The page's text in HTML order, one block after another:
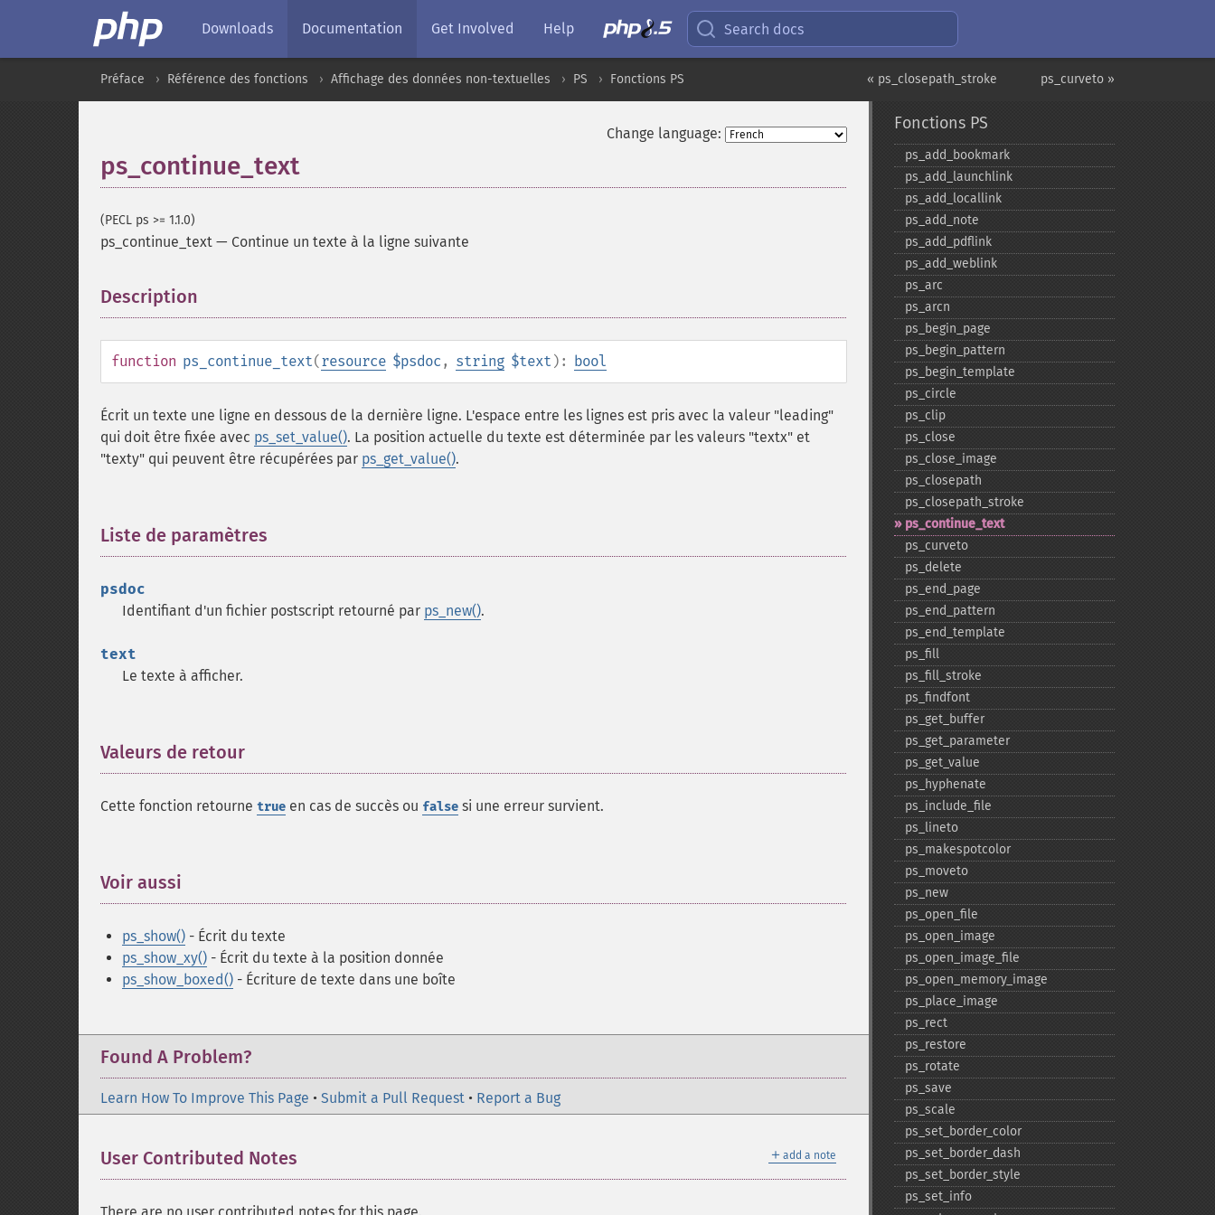
Downloads Documentation Get Involved Help Search docs
ps_curveto »
« ps_closepath_stroke
Préface Référence des fonctions Affichage des données non-textuelles PS Fonctions PS
Change language:
ps_continue_text
(PECL ps >= 1.1.0)
ps_continue_text — Continue un texte à la ligne suivante
Description
function ps_continue_text(resource $psdoc , string $text ): bool
Écrit un texte une ligne en dessous de la dernière ligne. L'espace entre les lignes est pris avec la valeur "leading"
qui doit être fixée avec ps_set_value(). La position actuelle du texte est déterminée par les valeurs "textx" et
"texty" qui peuvent être récupérées par ps_get_value().
Liste de paramètres
psdoc
Identifiant d'un fichier postscript retourné par ps_new().
text
Le texte à afficher.
Valeurs de retour
Cette fonction retourne true en cas de succès ou false si une erreur survient.
Voir aussi
ps_show() - Écrit du texte
ps_show_xy() - Écrit du texte à la position donnée
ps_show_boxed() - Écriture de texte dans une boîte
Found A Problem?
Learn How To Improve This Page • Submit a Pull Request • Report a Bug
＋ add a note
User Contributed Notes
Fonctions PS
ps_​add_​bookmark
ps_​add_​launchlink
ps_​add_​locallink
ps_​add_​note
ps_​add_​pdflink
ps_​add_​weblink
ps_​arc
ps_​arcn
ps_​begin_​page
ps_​begin_​pattern
ps_​begin_​template
ps_​circle
ps_​clip
ps_​close
ps_​close_​image
ps_​closepath
ps_​closepath_​stroke
ps_​continue_​text
ps_​curveto
ps_​delete
ps_​end_​page
ps_​end_​pattern
ps_​end_​template
ps_​fill
ps_​fill_​stroke
ps_​findfont
ps_​get_​buffer
ps_​get_​parameter
ps_​get_​value
ps_​hyphenate
ps_​include_​file
ps_​lineto
ps_​makespotcolor
ps_​moveto
ps_​new
ps_​open_​file
ps_​open_​image
ps_​open_​image_​file
ps_​open_​memory_​image
ps_​place_​image
ps_​rect
ps_​restore
ps_​rotate
ps_​save
ps_​scale
ps_​set_​border_​color
ps_​set_​border_​dash
ps_​set_​border_​style
ps_​set_​info